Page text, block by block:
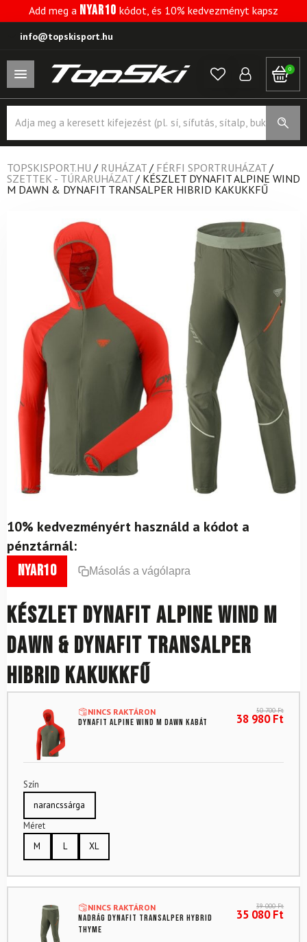
Add meg a NYAR10 kódot, és 10% kedvezményt kapsz
info@topskisport.hu
0
search
TOPSKISPORT.HU / RUHÁZAT / FÉRFI SPORTRUHÁZAT /
SZETTEK - TÚRARUHÁZAT / KÉSZLET DYNAFIT ALPINE WIND
M DAWN & DYNAFIT TRANSALPER HIBRID KAKUKKFŰ
10% kedvezményért használd a kódot a
pénztárnál:
nyar10 Másolás a vágólapra
Készlet DYNAFIT Alpine Wind M
Dawn & DYNAFIT Transalper
hibrid kakukkfű
NINCS RAKTÁRON
DYNAFIT Alpine Wind M Dawn kabát
50 700Ft
38 980Ft
Szín
narancssárga
Méret
M
L XL
NINCS RAKTÁRON
Nadrág DYNAFIT Transalper Hybrid
Thyme
39 000Ft
35 080Ft